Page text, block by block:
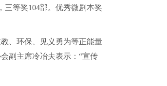
三等奖104部。优秀微剧本奖
、环保、见义勇为等正能量
副主席冷冶夫表示：“宣传